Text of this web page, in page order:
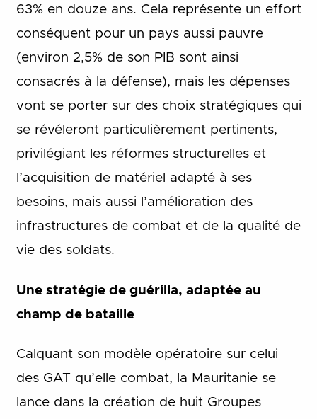
63% en douze ans. Cela représente un effort
conséquent pour un pays aussi pauvre
(environ 2,5% de son PIB sont ainsi
consacrés à la défense), mais les dépenses
vont se porter sur des choix stratégiques qui
se révéleront particulièrement pertinents,
privilégiant les réformes structurelles et
l’acquisition de matériel adapté à ses
besoins, mais aussi l’amélioration des
infrastructures de combat et de la qualité de
vie des soldats.
Une stratégie de guérilla, adaptée au
champ de bataille
Calquant son modèle opératoire sur celui
des GAT qu’elle combat, la Mauritanie se
lance dans la création de huit Groupes